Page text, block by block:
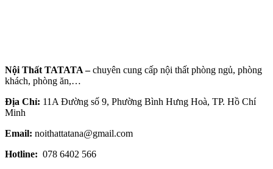
Nội Thất TATATA –chuyên cung cấp nội thất phòng ngủ, phòng
khách, phòng ăn,…
Địa Chỉ: 11A Đường số 9, Phường Bình Hưng Hoà, TP. Hồ Chí
Minh
Email: noithattatana@gmail.com
Hotline: 078 6402 566